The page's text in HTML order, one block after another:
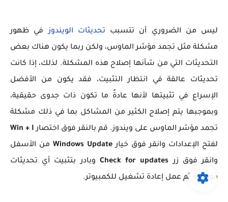
ليس من الضروري أن تتسبب تحديثات الويندوزفي ظهور
مشكلة مثل تجمد مؤشر الماوس، ولكن ربما يكون هناك بعض
التحديثات التي من شأنها إصلاح هذه المشكلة. لذلك، إذا كانت
تحديثات عالقة في انتظار التثبيت، فقد يكون من الأفضل
الإسراع في تثبيتها لأنها عادةً ما تكون ذات جدوى حقيقية،
وبموجبها يتم إصلاح الكثير من المشاكل بما في ذلك مشكلة
تجمد مؤشر الماوس على ويندوز. قم بالنقر فوق اختصارWin + I
لفتح الإعدادات وانقر فوق خيار Windows Update من الأسفل
وانقر فوق زر
Check for updates
وبادر بتثبيت أي تحديثات
موجودة ثم عمل إعادة تشغيل للكمبيوتر.